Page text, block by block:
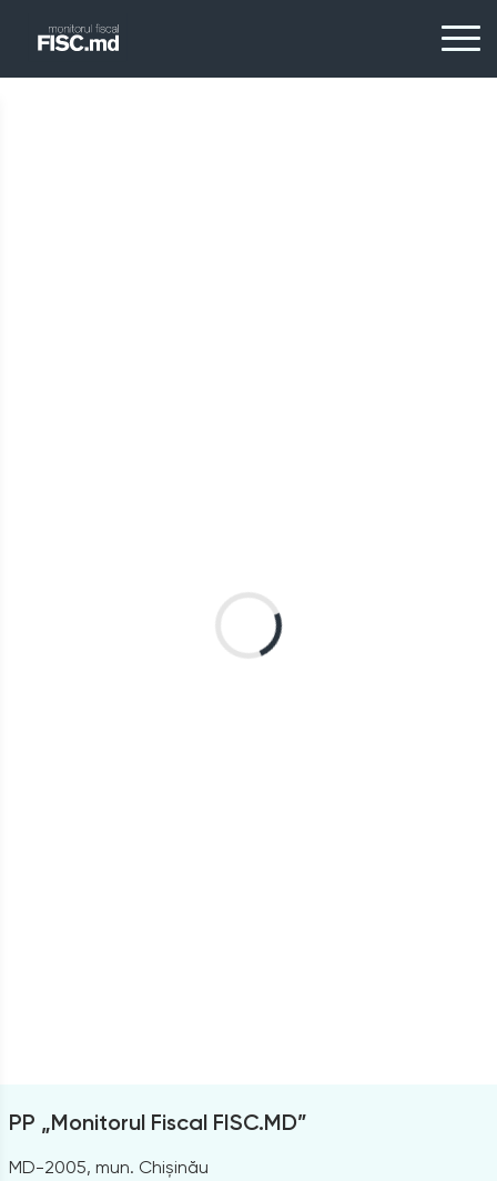
PP „Monitorul Fiscal FISC.MD”
MD-2005, mun. Chișinău